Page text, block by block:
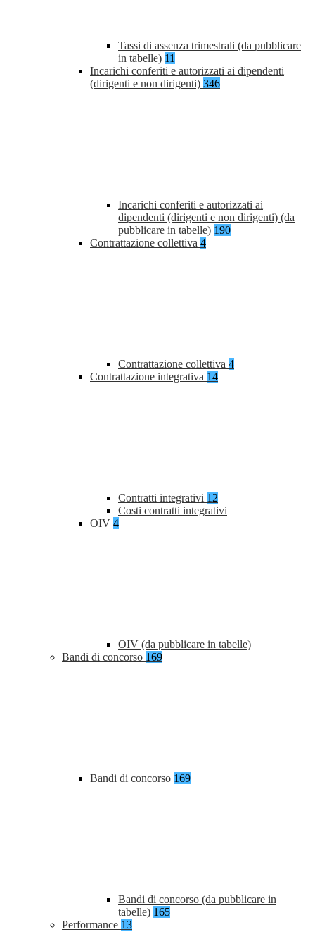
Tassi di assenza trimestrali (da pubblicare
in tabelle) 11
Incarichi conferiti e autorizzati ai dipendenti
(dirigenti e non dirigenti) 346
Incarichi conferiti e autorizzati ai
dipendenti (dirigenti e non dirigenti) (da
pubblicare in tabelle) 190
Contrattazione collettiva 4
Contrattazione collettiva 4
Contrattazione integrativa 14
Contratti integrativi 12
Costi contratti integrativi
OIV 4
OIV (da pubblicare in tabelle)
Bandi di concorso 169
Bandi di concorso 169
Bandi di concorso (da pubblicare in
tabelle) 165
Performance 13